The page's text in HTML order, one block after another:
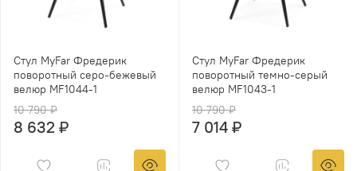
Стул MyFar Фредерик
поворотный серо-бежевый
велюр MF1044-1
10 790 ₽
8 632 ₽
Стул MyFar Фредерик
поворотный темно-серый
велюр MF1043-1
10 790 ₽
7 014 ₽